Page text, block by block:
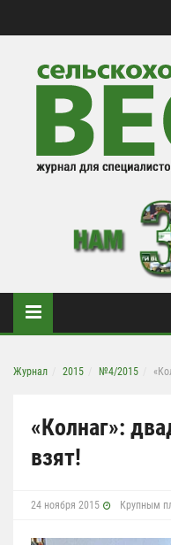
Журнал 2015 №4/2015
«Колнаг»:
взят!
24 ноября 2015 Крупным